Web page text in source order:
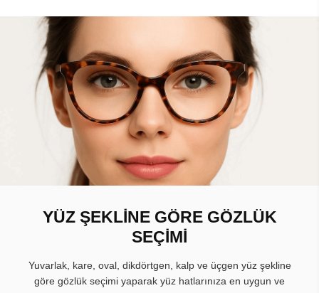
YÜZ ŞEKLİNE GÖRE GÖZLÜK
SEÇİMİ
Yuvarlak, kare, oval, dikdörtgen, kalp ve üçgen yüz şekline
göre gözlük seçimi yaparak yüz hatlarınıza en uygun ve